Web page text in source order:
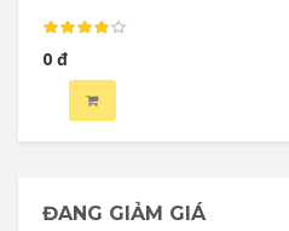
0 đ
ĐANG GIẢM GIÁ